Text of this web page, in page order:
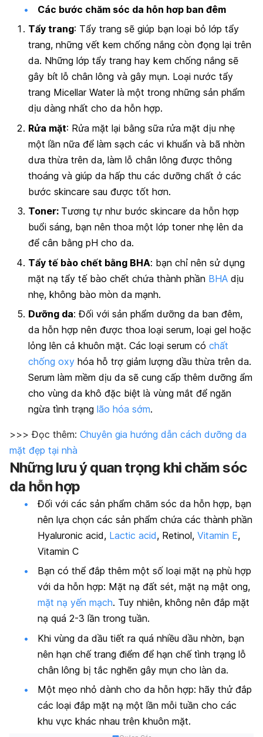
Các bước chăm sóc da hỗn hơp ban đêm
Tẩy trang: Tẩy trang sẽ giúp bạn loại bỏ lớp tẩy
trang, những vết kem chống nắng còn đọng lại trên
da. Những lớp tẩy trang hay kem chống nắng sẽ
gây bít lỗ chân lông và gây mụn. Loại nước tẩy
trang Micellar Water là một trong những sản phẩm
dịu dàng nhất cho da hỗn hợp.
Rửa mặt: Rửa mặt lại bằng sữa rửa mặt dịu nhẹ
một lần nữa để làm sạch các vi khuẩn và bã nhờn
dưa thừa trên da, làm lỗ chân lông được thông
thoáng và giúp da hấp thu các dưỡng chất ở các
bước skincare sau được tốt hơn.
Toner: Tương tự như bước skincare da hỗn hợp
buổi sáng, bạn nên thoa một lớp toner nhẹ lên da
để cân bằng pH cho da.
Tẩy tế bào chết bằng BHA: bạn chỉ nên sử dụng
mặt nạ tẩy tế bào chết chứa thành phần BHA dịu
nhẹ, không bào mòn da mạnh.
Dưỡng da: Đối với sản phẩm dưỡng da ban đêm,
da hỗn hợp nên được thoa loại serum, loại gel hoặc
lỏng lên cả khuôn mặt. Các loại serum có chất
chống oxy hóa hỗ trợ giảm lượng dầu thừa trên da.
Serum làm mềm dịu da sẽ cung cấp thêm dưỡng ẩm
cho vùng da khô đặc biệt là vùng mắt để ngăn
ngừa tình trạng lão hóa sớm.
>>> Đọc thêm: Chuyên gia hướng dẫn cách dưỡng da
mặt đẹp tại nhà
Những lưu ý quan trọng khi chăm sóc
da hỗn hợp
Đối với các sản phẩm chăm sóc da hỗn hợp, bạn
nên lựa chọn các sản phẩm chứa các thành phần
Hyaluronic acid, Lactic acid, Retinol, Vitamin E,
Vitamin C
Bạn có thể đắp thêm một số loại mặt nạ phù hợp
với da hỗn hợp: Mặt nạ đất sét, mặt nạ mật ong,
mặt nạ yến mạch. Tuy nhiên, không nên đắp mặt
nạ quá 2-3 lần trong tuần.
Khi vùng da dầu tiết ra quá nhiều dầu nhờn, bạn
nên hạn chế trang điểm để hạn chế tình trạng lỗ
chân lông bị tắc nghẽn gây mụn cho làn da.
Một mẹo nhỏ dành cho da hỗn hợp: hãy thử đắp
các loại đắp mặt nạ một lần mỗi tuần cho các
khu vực khác nhau trên khuôn mặt.